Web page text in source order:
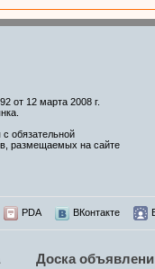
от 12 марта 2008 г.
обязательной
размещаемых на сайте
PDA ВКонтакте
Доска